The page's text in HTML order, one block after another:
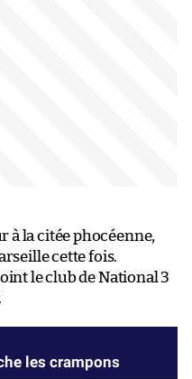
à la citée phocéenne,
cette fois.
le club de National 3
les crampons